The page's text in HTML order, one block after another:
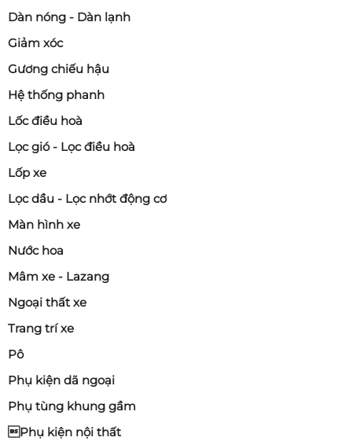
Dàn nóng - Dàn lạnh
Giảm xóc
Gương chiếu hậu
Hệ thống phanh
Lốc điều hoà
Lọc gió - Lọc điều hoà
Lốp xe
Lọc dầu - Lọc nhớt động cơ
Màn hình xe
Nước hoa
Mâm xe - Lazang
Ngoại thất xe
Trang trí xe
Pô
Phụ kiện dã ngoại
Phụ tùng khung gầm
Phụ kiện nội thất